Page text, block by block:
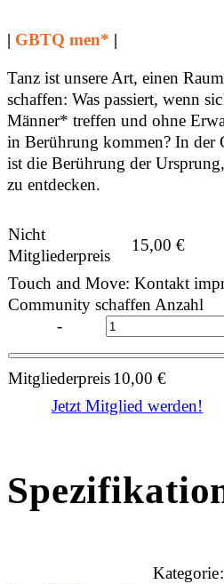
| GBTQ men* |
Tanz ist unsere Art, einen
schaffen: Was passiert, wenn
Männer* treffen und ohne
in Berührung kommen? In der
ist die Berührung der
zu entdecken.
Nicht
Mitgliederpreis
15,00€
Touch and Move: Kontakt
Community schaffen Anzahl
-
Mitgliederpreis10,00€
Jetzt Mitglied werden!
Kategorie: